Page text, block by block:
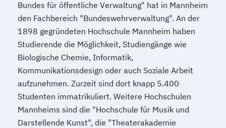
Bundes für öffentliche Verwaltung" hat in Mannheim
den Fachbereich "Bundeswehrverwaltung". An der
1898 gegründeten Hochschule Mannheim haben
Studierende die Möglichkeit, Studiengänge wie
Biologische Chemie, Informatik,
Kommunikationsdesign oder auch Soziale Arbeit
aufzunehmen. Zurzeit sind dort knapp 5.400
Studenten immatrikuliert. Weitere Hochschulen
Mannheims sind die "Hochschule für Musik und
Darstellende Kunst", die "Theaterakademie